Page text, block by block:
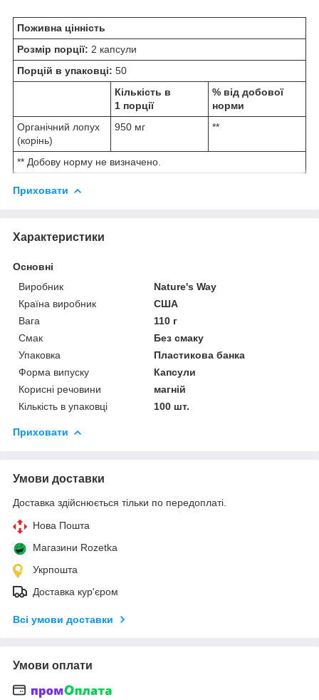
Поживна цінність
Розмір порції: 2 капсули
Порцій в упаковці: 50
Кількість в
1 порції
% від добової
норми
Органічний лопух
(корінь)
950 мг **
** Добову норму не визначено.
Приховати
Характеристики
Основні
Виробник
Nature's Way
Країна виробник
США
Вага
110 г
Смак
Без смаку
Упаковка
Пластикова банка
Форма випуску
Капсули
Корисні речовини
магній
Кількість в упаковці
100 шт.
Приховати
Умови доставки
Доставка здійснюється тільки по передоплаті.
Нова Пошта
Магазини Rozetka
Укрпошта
Доставка кур'єром
Всі умови доставки
Умови оплати